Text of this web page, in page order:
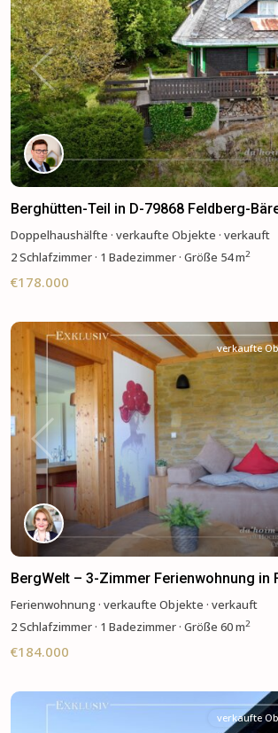
Previous
Berghütten-Teil in D-79868 Feldberg-
Doppelhaushälfte · verkaufte Objekte · verkauft
2Schlafzimmer· 1 Badezimmer· Größe 54 m2
€178.000
Previous
verkaufte
BergWelt – 3-Zimmer Ferienwohnung in
Ferienwohnung· verkaufte Objekte · verkauft
2Schlafzimmer· 1 Badezimmer· Größe 60 m2
€184.000
verkaufte